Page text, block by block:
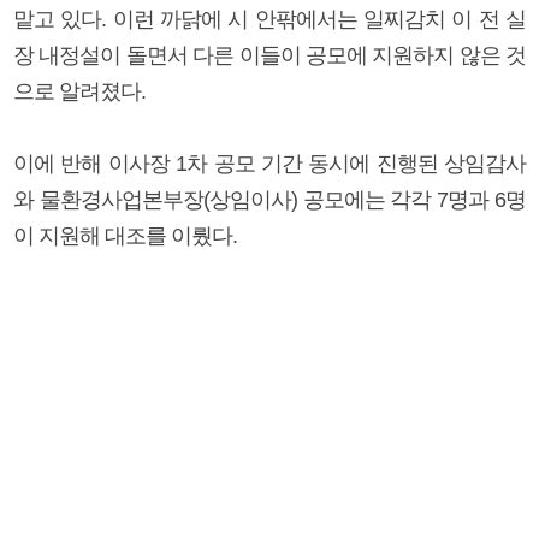
맡고 있다. 이런 까닭에 시 안팎에서는 일찌감치 이 전 실
장 내정설이 돌면서 다른 이들이 공모에 지원하지 않은 것
으로 알려졌다.
이에 반해 이사장 1차 공모 기간 동시에 진행된 상임감사
와 물환경사업본부장(상임이사) 공모에는 각각 7명과 6명
이 지원해 대조를 이뤘다.